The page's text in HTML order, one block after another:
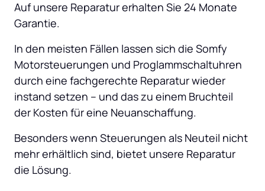
Auf unsere Reparatur erhalten Sie 24 Monate
Garantie.
In den meisten Fällen lassen sich die Somfy
Motorsteuerungen und Proglammschaltuhren
durch eine fachgerechte Reparatur wieder
instand setzen – und das zu einem Bruchteil
der Kosten für eine Neuanschaffung.
Besonders wenn Steuerungen als Neuteil nicht
mehr erhältlich sind, bietet unsere Reparatur
die Lösung.